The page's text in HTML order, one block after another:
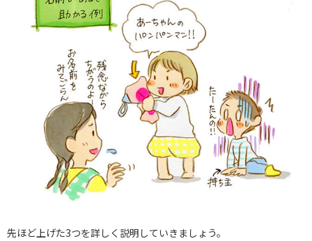
先ほど上げた3つを詳しく説明していきましょう。